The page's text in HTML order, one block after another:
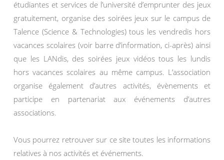
étudiantes et services de l’université d’emprunter des jeux
gratuitement, organise des soirées jeux sur le campus de
Talence (Science & Technologies) tous les vendredis hors
vacances scolaires (voir barre d’information, ci-après) ainsi
que les LANdis, des soirées jeux vidéos tous les lundis
hors vacances scolaires au même campus. L’association
organise également d’autres activités, évènements et
participe en partenariat aux événements d’autres
associations.
Vous pourrez retrouver sur ce site toutes les informations
relatives à nos activités et événements.